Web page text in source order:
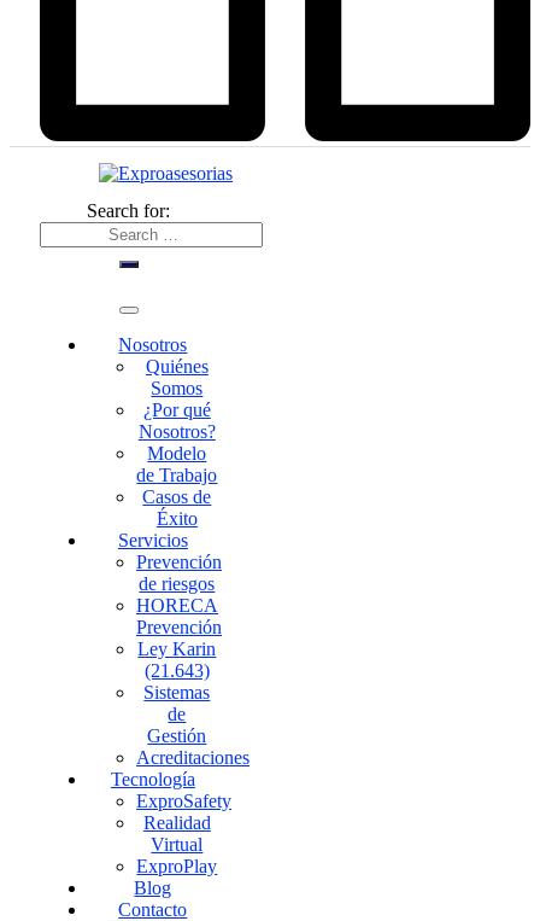
Search for:
Nosotros
Quiénes
Somos
¿Por qué
Nosotros?
Modelo
de Trabajo
Casos de
Éxito
Servicios
Prevención
de riesgos
HORECA
Prevención
Ley Karin
(21.643)
Sistemas
de
Gestión
Acreditaciones
Tecnología
ExproSafety
Realidad
Virtual
ExproPlay
Blog
Contacto